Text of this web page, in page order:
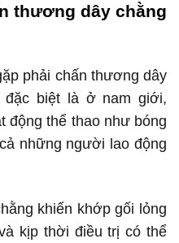
thương dây chằng
phải chấn thương dây
đặc biệt là ở nam giới,
động thể thao như bóng
những người lao động
khiến khớp gối lỏng
kịp thời điều trị có thể